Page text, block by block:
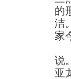
的
洁
家
说
亚